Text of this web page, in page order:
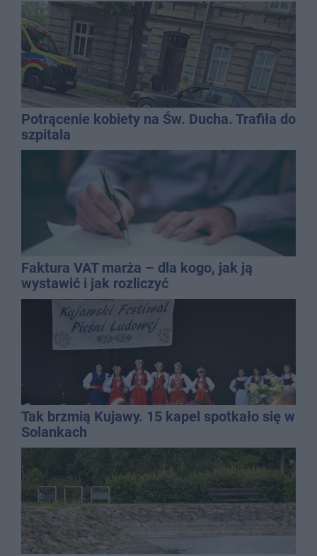
Potrącenie kobiety na Św. Ducha. Trafiła do
szpitala
Faktura VAT marża – dla kogo, jak ją
wystawić i jak rozliczyć
Tak brzmią Kujawy. 15 kapel spotkało się w
Solankach